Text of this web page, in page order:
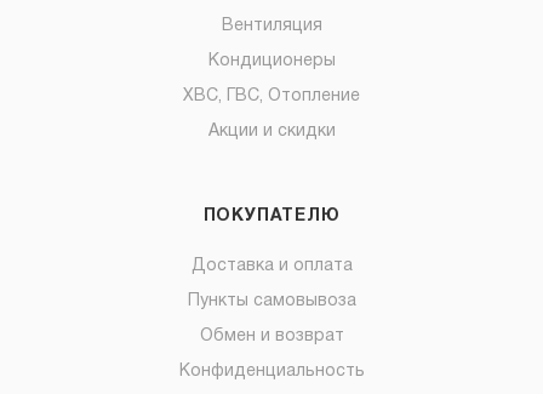
Вентиляция
Кондиционеры
ХВС, ГВС, Отопление
Акции и скидки
ПОКУПАТЕЛЮ
Доставка и оплата
Пункты самовывоза
Обмен и возврат
Конфиденциальность